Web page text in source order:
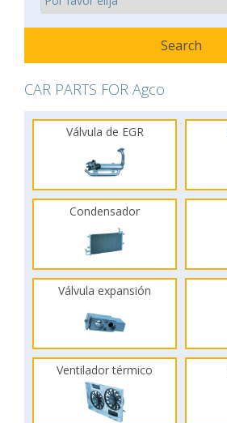
CAR PARTS FOR Agco
Válvula de EGR
Condensador
Válvula expansión
Ventilador térmico